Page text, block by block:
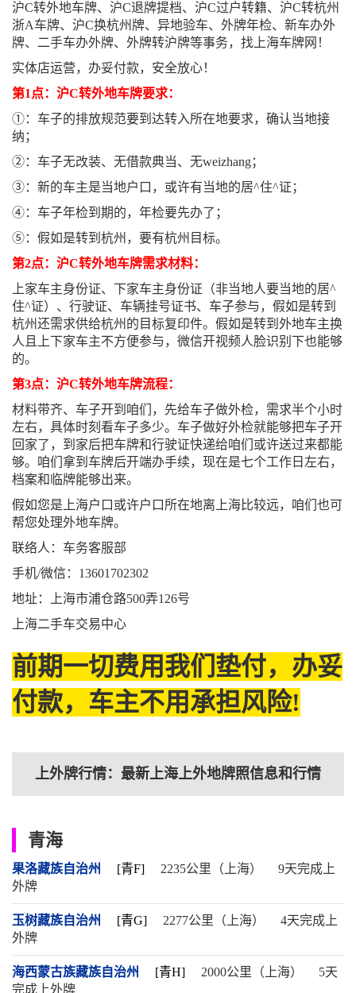
沪C转外地车牌、沪C退牌提档、沪C过户转籍、沪C转杭州
浙A车牌、沪C换杭州牌、异地验车、外牌年检、新车办外
牌、二手车办外牌、外牌转沪牌等事务，找上海车牌网！
实体店运营，办妥付款，安全放心！
第1点：沪C转外地车牌要求：
①：车子的排放规范要到达转入所在地要求，确认当地接
纳；
②：车子无改装、无借款典当、无weizhang；
③：新的车主是当地户口，或许有当地的居^住^证；
④：车子年检到期的，年检要先办了；
⑤：假如是转到杭州，要有杭州目标。
第2点：沪C转外地车牌需求材料：
上家车主身份证、下家车主身份证（非当地人要当地的居^
住^证）、行驶证、车辆挂号证书、车子参与，假如是转到
杭州还需求供给杭州的目标复印件。假如是转到外地车主换
人且上下家车主不方便参与，微信开视频人脸识别下也能够
的。
第3点：沪C转外地车牌流程：
材料带齐、车子开到咱们，先给车子做外检，需求半个小时
左右，具体时刻看车子多少。车子做好外检就能够把车子开
回家了，到家后把车牌和行驶证快递给咱们或许送过来都能
够。咱们拿到车牌后开端办手续，现在是七个工作日左右，
档案和临牌能够出来。
假如您是上海户口或许户口所在地离上海比较远，咱们也可
帮您处理外地车牌。
联络人：车务客服部
手机/微信：13601702302
地址：上海市浦仓路500弄126号
上海二手车交易中心
前期一切费用我们垫付，办妥
付款，车主不用承担风险!
上外牌行情：最新上海上外地牌照信息和行情
青海
果洛藏族自治州 [青F] 2235公里（上海）
9天完成上
外牌
玉树藏族自治州 [青G] 2277公里（上海）
4天完成上
外牌
海西蒙古族藏族自治州 [青H] 2000公里（上海）
5天
完成上外牌